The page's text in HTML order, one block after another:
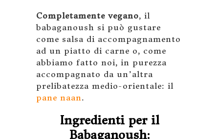
Completamente vegano, il
babaganoush si può gustare
come salsa di accompagnamento
ad un piatto di carne o, come
abbiamo fatto noi, in purezza
accompagnato da un’altra
prelibatezza medio-orientale: il
pane naan.
Ingredienti per il
Babaganoush: